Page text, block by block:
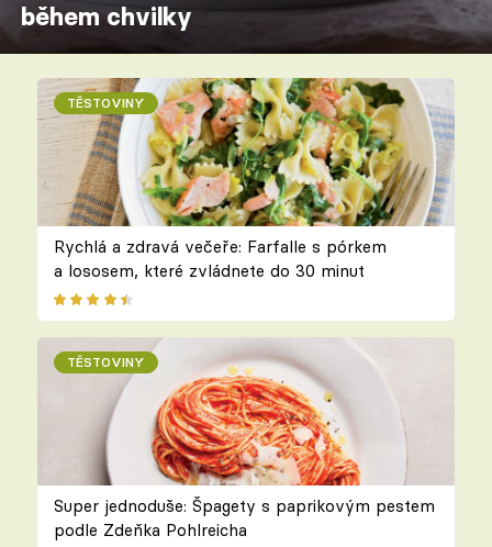
během chvilky
TĚSTOVINY
Rychlá a zdravá večeře: Farfalle s pórkem
a lososem, které zvládnete do 30 minut
TĚSTOVINY
Super jednoduše: Špagety s paprikovým pestem
podle Zdeňka Pohlreicha